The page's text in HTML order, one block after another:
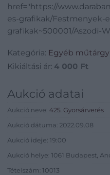
href="https://
es-grafikak/Festmenyek-
grafikak~500001/Aszodi-
Kategória: Egyéb műtárgy
Kikiáltási ár: 4 000 Ft
Aukció adatai
Aukció neve: 425. Gyorsárverés
Aukció dátuma: 2022.09.08
Aukció ideje: 19:00
Aukció helye: 1061 Budapest,
Tételszám: 10013